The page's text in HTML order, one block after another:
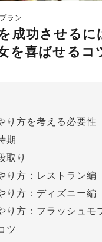
プラン
成功させるに
を喜ばせるコ
り方を考える必要性
期
取り
り方：レストラン編
り方：ディズニー編
り方：フラッシュモ
ツ
ート
ロポーズイベント
イテム
約指輪
プロポーズリング ®
袋
識調査結果一覧
の品質とは？
いて